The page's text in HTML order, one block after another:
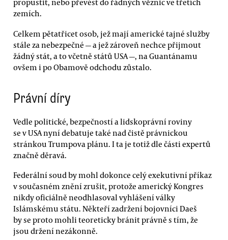
propustit, nebo převést do řádných věznic ve třetích
zemích.
Celkem pětatřicet osob, jež mají americké tajné služby
stále za nebezpečné — a jež zároveň nechce přijmout
žádný stát, a to včetně států USA —, na Guantánamu
ovšem i po Obamově odchodu zůstalo.
Právní díry
Vedle politické, bezpečností a lidskoprávní roviny
se v USA nyní debatuje také nad čistě právnickou
stránkou Trumpova plánu. I ta je totiž dle části expertů
značně děravá.
Federální soud by mohl dokonce celý exekutivní příkaz
v současném znění zrušit, protože americký Kongres
nikdy oficiálně neodhlasoval vyhlášení války
Islámskému státu. Někteří zadržení bojovníci Daeš
by se proto mohli teoreticky bránit právně s tím, že
jsou držení nezákonně.